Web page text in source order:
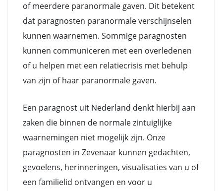
of meerdere paranormale gaven. Dit betekent
dat paragnosten paranormale verschijnselen
kunnen waarnemen. Sommige paragnosten
kunnen communiceren met een overledenen
of u helpen met een relatiecrisis met behulp
van zijn of haar paranormale gaven.
Een paragnost uit Nederland denkt hierbij aan
zaken die binnen de normale zintuiglijke
waarnemingen niet mogelijk zijn. Onze
paragnosten in Zevenaar kunnen gedachten,
gevoelens, herinneringen, visualisaties van u of
een familielid ontvangen en voor u